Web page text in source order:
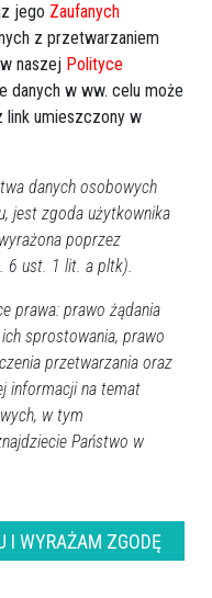
zobacz więcej zdjęć
jego Zaufanych
z przetwarzaniem
naszej Polityce
danych w ww. celu może
umieszczony w
danych osobowych
jest zgoda użytkownika
poprzez
6 ust. 1 lit. a pltk).
prawa: prawo żądania
sprostowania, prawo
przetwarzania oraz
informacji na temat
w tym
Państwo w
I WYRAŻAM ZGODĘ